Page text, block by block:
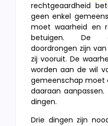
rechtgeaardheid
geen enkel
moet waarheid en
betuigen. De
doordrongen zijn
zij vooruit. De
worden aan de wil
gemeenschap moet
daaraan
dingen.
Drie dingen zijn